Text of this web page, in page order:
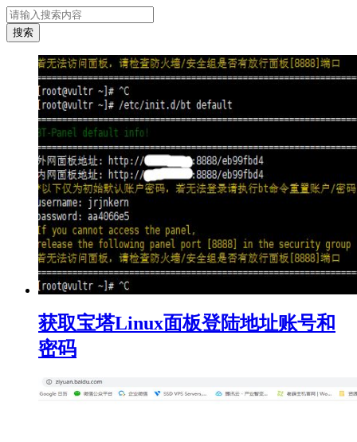
获取宝塔Linux面板登陆地址账号和
密码